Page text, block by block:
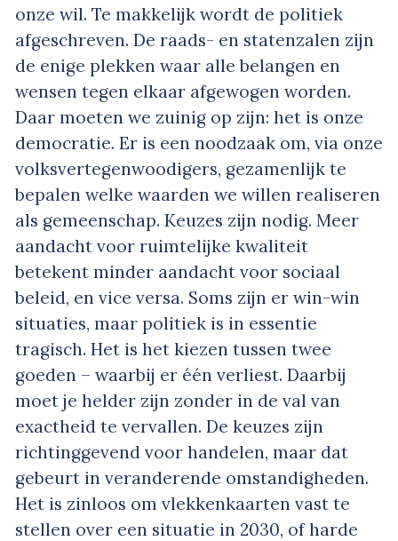
onze wil. Te makkelijk wordt de politiek
afgeschreven. De raads- en statenzalen zijn
de enige plekken waar alle belangen en
wensen tegen elkaar afgewogen worden.
Daar moeten we zuinig op zijn: het is onze
democratie. Er is een noodzaak om, via onze
volksvertegenwoodigers, gezamenlijk te
bepalen welke waarden we willen realiseren
als gemeenschap. Keuzes zijn nodig. Meer
aandacht voor ruimtelijke kwaliteit
betekent minder aandacht voor sociaal
beleid, en vice versa. Soms zijn er win-win
situaties, maar politiek is in essentie
tragisch. Het is het kiezen tussen twee
goeden – waarbij er één verliest. Daarbij
moet je helder zijn zonder in de val van
exactheid te vervallen. De keuzes zijn
richtinggevend voor handelen, maar dat
gebeurt in veranderende omstandigheden.
Het is zinloos om vlekkenkaarten vast te
stellen over een situatie in 2030, of harde